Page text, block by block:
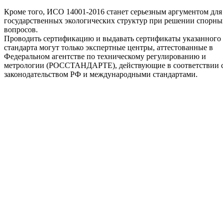
Кроме того, ИСО 14001-2016 станет серьезным аргументом для
государственных экологических структур при решении
вопросов.
Проводить сертификацию и выдавать сертификаты указанного
стандарта могут только экспертные центры, аттестованные в
Федеральном агентстве по техническому регулированию и
метрологии (РОССТАНДАРТЕ), действующие в соответствии
законодательством РФ и международными стандартами.